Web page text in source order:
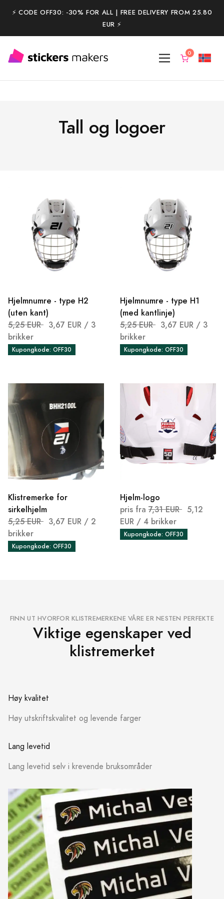
⚡️ CODE OFF30: -30% FOR ALL | FREE DELIVERY FROM 25.80
EUR ⚡️
Tall og logoer
Hjelmnumre - type H2
(uten kant)
5,25 EUR 3,67 EUR / 3
brikker
Kupongkode: OFF30
Hjelmnumre - type H1
(med kantlinje)
5,25 EUR 3,67 EUR / 3
brikker
Kupongkode: OFF30
Klistremerke for
sirkelhjelm
5,25 EUR 3,67 EUR / 2
brikker
Kupongkode: OFF30
Hjelm-logo
pris fra 7,31 EUR 5,12
EUR / 4 brikker
Kupongkode: OFF30
FINN UT HVORFOR KLISTREMERKENE VÅRE ER NESTEN PERFEKTE
Viktige egenskaper ved
klistremerket
Høy kvalitet
Høy utskriftskvalitet og levende farger
Lang levetid
Lang levetid selv i krevende bruksområder